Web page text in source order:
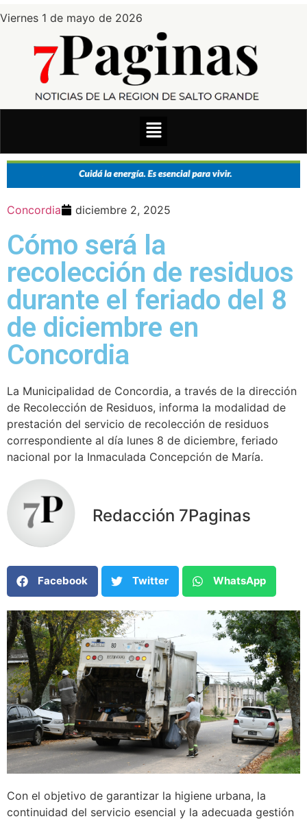
Viernes 1 de mayo de 2026
Concordia diciembre 2, 2025
Cómo será la
recolección de residuos
durante el feriado del 8
de diciembre en
Concordia
La Municipalidad de Concordia, a través de la dirección
de Recolección de Residuos, informa la modalidad de
prestación del servicio de recolección de residuos
correspondiente al día lunes 8 de diciembre, feriado
nacional por la Inmaculada Concepción de María.
Redacción 7Paginas
Facebook Twitter WhatsApp
Con el objetivo de garantizar la higiene urbana, la
continuidad del servicio esencial y la adecuada gestión